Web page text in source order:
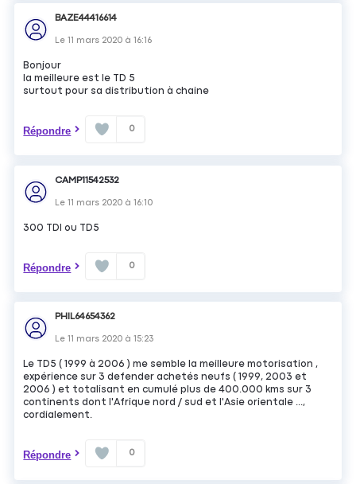
BAZE44416614
Le11 mars 2020 à16:16
Bonjour
la meilleure est le TD 5
surtout pour sa distribution à chaine
Répondre 0
CAMP11542532
Le11 mars 2020 à16:10
300 TDI ou TD5
Répondre 0
PHIL64654362
Le11 mars 2020 à15:23
Le TD5 ( 1999 à 2006 ) me semble la meilleure motorisation ,
expérience sur 3 defender achetés neufs ( 1999, 2003 et
2006 ) et totalisant en cumulé plus de 400.000 kms sur 3
continents dont l'Afrique nord / sud et l'Asie orientale ...,
cordialement.
Répondre 0